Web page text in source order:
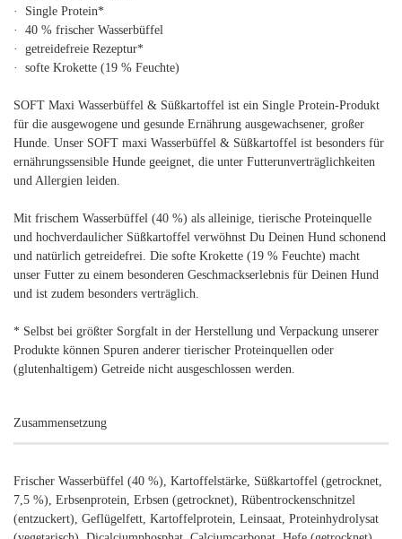
· Single Protein*
· 40 % frischer Wasserbüffel
· getreidefreie Rezeptur*
· softe Krokette (19 % Feuchte)
SOFT Maxi Wasserbüffel & Süßkartoffel ist ein Single Protein-Produkt
für die ausgewogene und gesunde Ernährung ausgewachsener, großer
Hunde. Unser SOFT maxi Wasserbüffel & Süßkartoffel ist besonders für
ernährungssensible Hunde geeignet, die unter Futterunverträglichkeiten
und Allergien leiden.
Mit frischem Wasserbüffel (40 %) als alleinige, tierische Proteinquelle
und hochverdaulicher Süßkartoffel verwöhnst Du Deinen Hund schonend
und natürlich getreidefrei. Die softe Krokette (19 % Feuchte) macht
unser Futter zu einem besonderen Geschmackserlebnis für Deinen Hund
und ist zudem besonders verträglich.
* Selbst bei größter Sorgfalt in der Herstellung und Verpackung unserer
Produkte können Spuren anderer tierischer Proteinquellen oder
(glutenhaltigem) Getreide nicht ausgeschlossen werden.
Zusammensetzung
Frischer Wasserbüffel (40 %), Kartoffelstärke, Süßkartoffel (getrocknet,
7,5 %), Erbsenprotein, Erbsen (getrocknet), Rübentrockenschnitzel
(entzuckert), Geflügelfett, Kartoffelprotein, Leinsaat, Proteinhydrolysat